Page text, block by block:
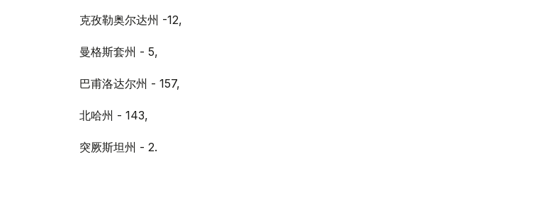
克孜勒奥尔达州 -12,
曼格斯套州 - 5,
巴甫洛达尔州 - 157,
北哈州 - 143,
突厥斯坦州 - 2.